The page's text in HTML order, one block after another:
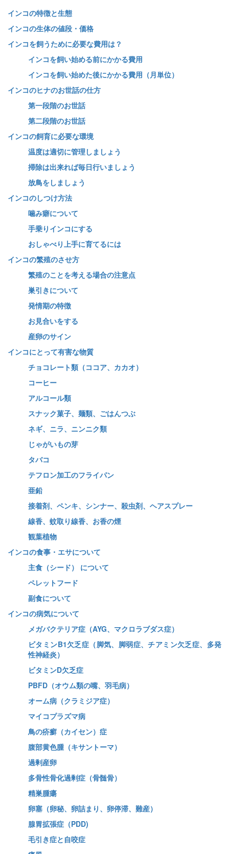
インコの特徴と生態
インコの生体の値段・価格
インコを飼うために必要な費用は？
インコを飼い始める前にかかる費用
インコを飼い始めた後にかかる費用（月単位）
インコのヒナのお世話の仕方
第一段階のお世話
第二段階のお世話
インコの飼育に必要な環境
温度は適切に管理しましょう
掃除は出来れば毎日行いましょう
放鳥をしましょう
インコのしつけ方法
噛み癖について
手乗りインコにする
おしゃべり上手に育てるには
インコの繁殖のさせ方
繁殖のことを考える場合の注意点
巣引きについて
発情期の特徴
お見合いをする
産卵のサイン
インコにとって有害な物質
チョコレート類（ココア、カカオ）
コーヒー
アルコール類
スナック菓子、麺類、ごはんつぶ
ネギ、ニラ、ニンニク類
じゃがいもの芽
タバコ
テフロン加工のフライパン
亜鉛
接着剤、ペンキ、シンナー、殺虫剤、ヘアスプレー
線香、蚊取り線香、お香の煙
観葉植物
インコの食事・エサについて
主食（シード） について
ペレットフード
副食について
インコの病気について
メガバクテリア症（AYG、マクロラブダス症）
ビタミンB1欠乏症（脚気、脚弱症、チアミン欠乏症、多発
性神経炎）
ビタミンD欠乏症
PBFD（オウム類の嘴、羽毛病）
オーム病（クラミジア症）
マイコプラズマ病
鳥の疥癬（カイセン）症
腹部黄色腫（キサントーマ）
過剰産卵
多骨性骨化過剰症（骨髄骨）
精巣腫瘍
卵塞（卵秘、卵詰まり、卵停滞、難産）
腺胃拡張症（PDD)
毛引き症と自咬症